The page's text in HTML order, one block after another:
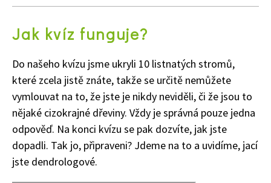
Jak kvíz funguje?
Do našeho kvízu jsme ukryli 10 listnatých stromů,
které zcela jistě znáte, takže se určitě nemůžete
vymlouvat na to, že jste je nikdy neviděli, či že jsou to
nějaké cizokrajné dřeviny. Vždy je správná pouze jedna
odpověď. Na konci kvízu se pak dozvíte, jak jste
dopadli. Tak jo, připraveni? Jdeme na to a uvidíme, jací
jste dendrologové.